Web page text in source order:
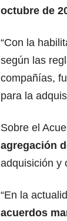
octubre de
“Con la
según las
compañías,
para la
Sobre el
agregación
adquisición y
“En la
acuerdos